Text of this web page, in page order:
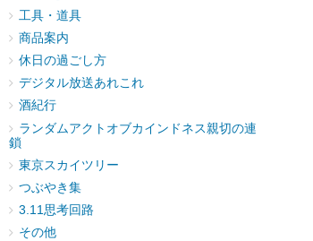
工具・道具
商品案内
休日の過ごし方
デジタル放送あれこれ
酒紀行
ランダムアクトオブカインドネス親切の連
鎖
東京スカイツリー
つぶやき集
3.11思考回路
その他